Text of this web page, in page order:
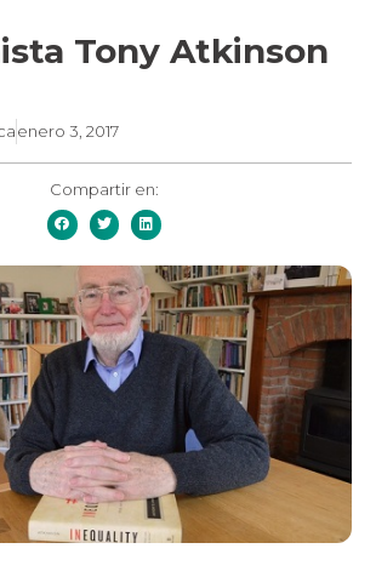
Tony Atkinson
enero 3, 2017
Compartir en: